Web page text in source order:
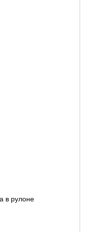
в рулоне